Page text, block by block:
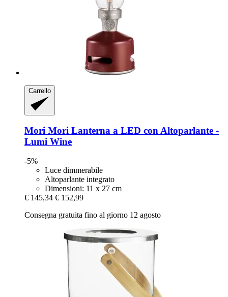
Carrello
Mori Mori Lanterna a LED con Altoparlante -​
Lumi Wine
-5%
Luce dimmerabile
Altoparlante integrato
Dimensioni: 11 x 27 cm
€ 145,34 € 152,99
Consegna gratuita fino al giorno 12 agosto